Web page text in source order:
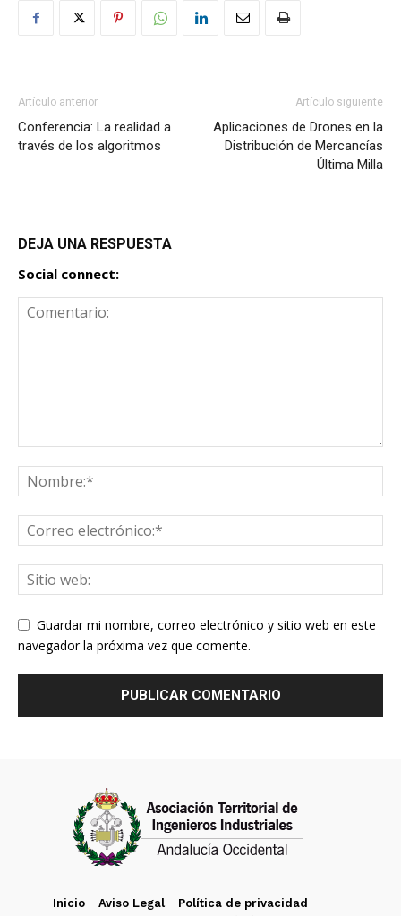
Artículo anterior
Conferencia: La realidad a
través de los algoritmos
Artículo siguiente
Aplicaciones de Drones en la
Distribución de Mercancías
Última Milla
DEJA UNA RESPUESTA
Social connect:
Guardar mi nombre, correo electrónico y sitio web en este
navegador la próxima vez que comente.
Inicio Aviso Legal
Política de privacidad